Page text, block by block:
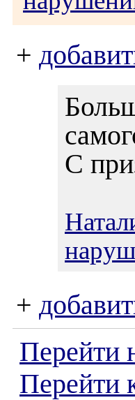
+
С
+
Перейти
Перейти